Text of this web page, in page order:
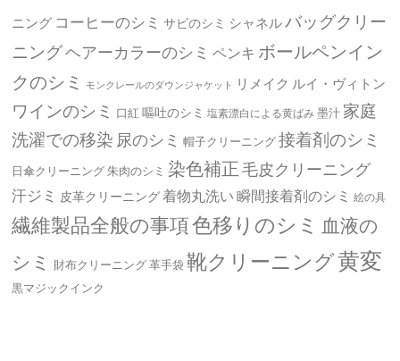
ニング コーヒーのシミ サビのシミ シャネルバッグクリー
ニングヘアーカラーのシミ ペンキ ボールペンイン
クのシミ
モンクレールのダウンジャケット リメイク ルイ・ヴィトン
ワインのシミ 口紅 嘔吐のシミ 塩素漂白による黄ばみ墨汁 家庭
洗濯での移染 尿のシミ 帽子クリーニング接着剤のシミ
日傘クリーニング朱肉のシミ 染色補正毛皮クリーニング
汗ジミ 皮革クリーニング着物丸洗い瞬間接着剤のシミ 絵の具
繊維製品全般の事項色移りのシミ 血液の
シミ
財布クリーニング革手袋 靴クリーニング黄変
黒マジックインク